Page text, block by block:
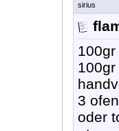
sirius
3
oder